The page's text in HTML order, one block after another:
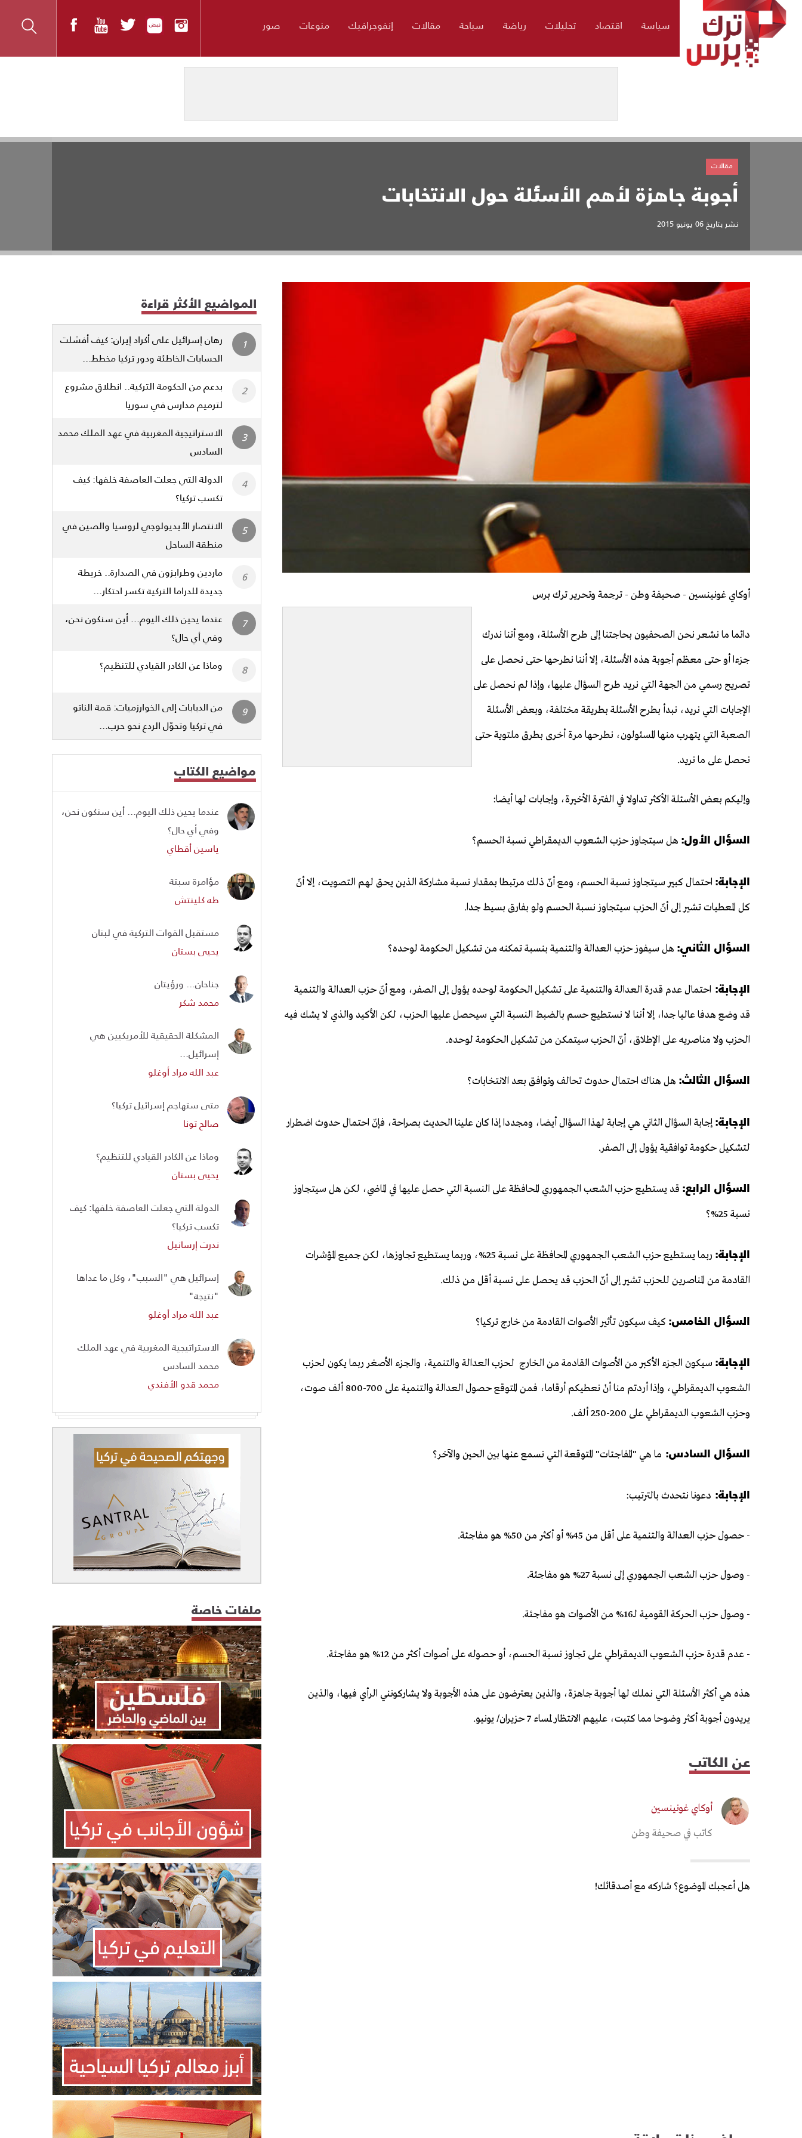
سياسة اقتصاد تحليلات رياضة سياحة مقالات إنفوجرافيك منوعات صور
أجوبة جاهزة لأهم الأسئلة حول الانتخابات
نشر بتاريخ06 يونيو 2015
مقالات
أوكاي غونينسين - صحيفة وطن - ترجمة وتحرير ترك برس
دائما ما نشعر نحن الصحفيون بحاجتنا إلى طرح الأسئلة، ومع أننا ندرك
جزءا أو حتى معظم أجوبة هذه الأسئلة، إلا أننا نطرحها حتى نحصل على
تصريح رسمي من الجهة التي نريد طرح السؤال عليها، وإذا لم نحصل على
الإجابات التي نريد، نبدأ بطرح الأسئلة بطريقة مختلفة، وبعض الأسئلة
الصعبة التي يتهرب منها المسئولون، نطرحها مرة أخرى بطرق ملتوية حتى
نحصل على ما نريد.
وإليكم بعض الأسئلة الأكثر تداولا في الفترة الأخيرة، وإجابات لها أيضا:
السؤال الأول: هل سيتجاوز حزب الشعوب الديمقراطي نسبة الحسم؟
الإجابة: احتمال كبير سيتجاوز نسبة الحسم، ومع أنّ ذلك مرتبطا بمقدار نسبة مشاركة الذين يحق لهم التصويت، إلا أنّ
كل المعطيات تشير إلى أنّ الحزب سيتجاوز نسبة الحسم ولو بفارق بسيط جدا.
السؤال الثاني: هل سيفوز حزب العدالة والتنمية بنسبة تمكنه من تشكيل الحكومة لوحده؟
الإجابة: احتمال عدم قدرة العدالة والتنمية على تشكيل الحكومة لوحده يؤول إلى الصفر، ومع أنّ حزب العدالة والتنمية
قد وضع هدفا عاليا جدا، إلا أننا لا نستطيع حسم بالضبط النسبة التي سيحصل عليها الحزب، لكن الأكيد والذي لا يشك فيه
الحزب ولا مناصريه على الإطلاق، أنّ الحزب سيتمكن من تشكيل الحكومة لوحده.
السؤال الثالث: هل هناك احتمال حدوث تحالف وتوافق بعد الانتخابات؟
الإجابة: إجابة السؤال الثاني هي إجابة لهذا السؤال أيضا، ومجددا إذا كان علينا الحديث بصراحة، فإنّ احتمال حدوث اضطرار
لتشكيل حكومة توافقية يؤول إلى الصفر.
السؤال الرابع: قد يستطيع حزب الشعب الجمهوري المحافظة على النسبة التي حصل عليها في الماضي، لكن هل سيتجاوز
نسبة 25%؟
الإجابة:
ربما يستطيع حزب الشعب الجمهوري المحافظة على نسبة 25%، وربما يستطيع تجاوزها، لكن جميع المؤشرات
القادمة من المناصرين للحزب تشير إلى أنّ الحزب قد يحصل على نسبة أقل من ذلك.
السؤال الخامس: كيف سيكون تأثير الأصوات القادمة من خارج تركيا؟
الإجابة: سيكون الجزء الأكبر من الأصوات القادمة من الخارج لحزب العدالة والتنمية، والجزء الأصغر ربما يكون لحزب
الشعوب الديمقراطي، وإذا أردتم منا أنْ نعطيكم أرقاما، فمن المتوقع حصول العدالة والتنمية على 700-800 ألف صوت،
وحزب الشعوب الديمقراطي على 200-250 ألف.
السؤال السادس: ما هي "المفاجئات" المتوقعة التي نسمع عنها بين الحين والآخر؟
الإجابة: دعونا نتحدث بالترتيب:
- حصول حزب العدالة والتنمية على أقل من 45% أو أكثر من 50% هو مفاجئة.
- وصول حزب الشعب الجمهوري إلى نسبة 27% هو مفاجئة.
- وصول حزب الحركة القومية لـ16% من الأصوات هو مفاجئة.
- عدم قدرة حزب الشعوب الديمقراطي على تجاوز نسبة الحسم، أو حصوله على أصوات أكثر من 12% هو مفاجئة.
هذه هي أكثر الأسئلة التي نملك لها أجوبة جاهزة، والذين يعترضون على هذه الأجوبة ولا يشاركونني الرأي فيها، والذين
يريدون أجوبة أكثر وضوحا مما كتبت، عليهم الانتظار لمساء 7 حزيران/ يونيو.
عن الكاتب
أوكاي غونينسين
كاتب في صحيفة وطن
هل أعجبك الموضوع؟ شاركه مع أصدقائك!
المواضيع الأكثر قراءة
رهان إسرائيل على أكراد إيران: كيف أفشلت
الحسابات الخاطئة ودور تركيا مخطط...
بدعم من الحكومة التركية.. انطلاق مشروع
لترميم مدارس في سوريا
الاستراتيجية المغربية في عهد الملك محمد
السادس
الدولة التي جعلت العاصفة خلفها: كيف
تكسب تركيا؟
الانتصار الأيديولوجي لروسيا والصين في
منطقة الساحل
ماردين وطرابزون في الصدارة.. خريطة
جديدة للدراما التركية تكسر احتكار...
عندما يحين ذلك اليوم... أين سنكون نحن،
وفي أي حال؟
وماذا عن الكادر القيادي للتنظيم؟
من الدبابات إلى الخوارزميات: قمة الناتو
في تركيا وتحوّل الردع نحو حرب...
مواضيع الكتاب
عندما يحين ذلك اليوم... أين سنكون نحن،
وفي أي حال؟
ياسين أقطاي
مؤامرة سبتة
طه كلينتش
مستقبل القوات التركية في لبنان
يحيى بستان
جناحان... ورؤيتان
محمد شكر
المشكلة الحقيقية للأمريكيين هي
إسرائيل...
عبد الله مراد أوغلو
متى ستهاجم إسرائيل تركيا؟
صالح تونا
وماذا عن الكادر القيادي للتنظيم؟
يحيى بستان
الدولة التي جعلت العاصفة خلفها: كيف
تكسب تركيا؟
ندرت إرسانيل
إسرائيل هي "السبب"، وكل ما عداها
"نتيجة"
عبد الله مراد أوغلو
الاستراتيجية المغربية في عهد الملك
محمد السادس
محمد قدو الأفندي
ملفات خاصة